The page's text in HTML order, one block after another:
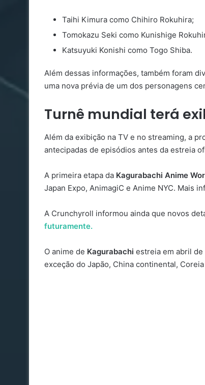
Taihi Kimura como Chihiro Rokuhira;
Tomokazu Seki como Kunishige
Katsuyuki Konishi como Togo Shiba.
Além dessas informações, também foram
uma nova prévia de um dos personagens
Turnê mundial terá
Além da exibição na TV e no streaming, a
antecipadas de episódios antes da estreia
A primeira etapa da Kagurabachi Anime
Japan Expo, AnimagiC e Anime NYC. Mais
A Crunchyroll informou ainda que novos
futuramente.
O anime de Kagurabachi estreia em abril
exceção do Japão, China continental,